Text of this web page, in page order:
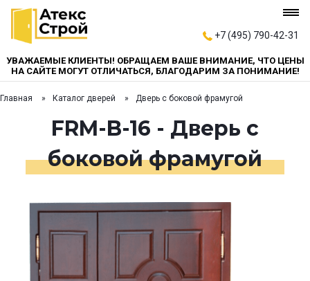
+7 (495) 790-42-31
УВАЖАЕМЫЕ КЛИЕНТЫ! ОБРАЩАЕМ ВАШЕ ВНИМАНИЕ, ЧТО ЦЕНЫ
НА САЙТЕ МОГУТ ОТЛИЧАТЬСЯ, БЛАГОДАРИМ ЗА ПОНИМАНИЕ!
Главная Каталог дверей Дверь с боковой фрамугой
FRM-B-16 - Дверь с
боковой фрамугой